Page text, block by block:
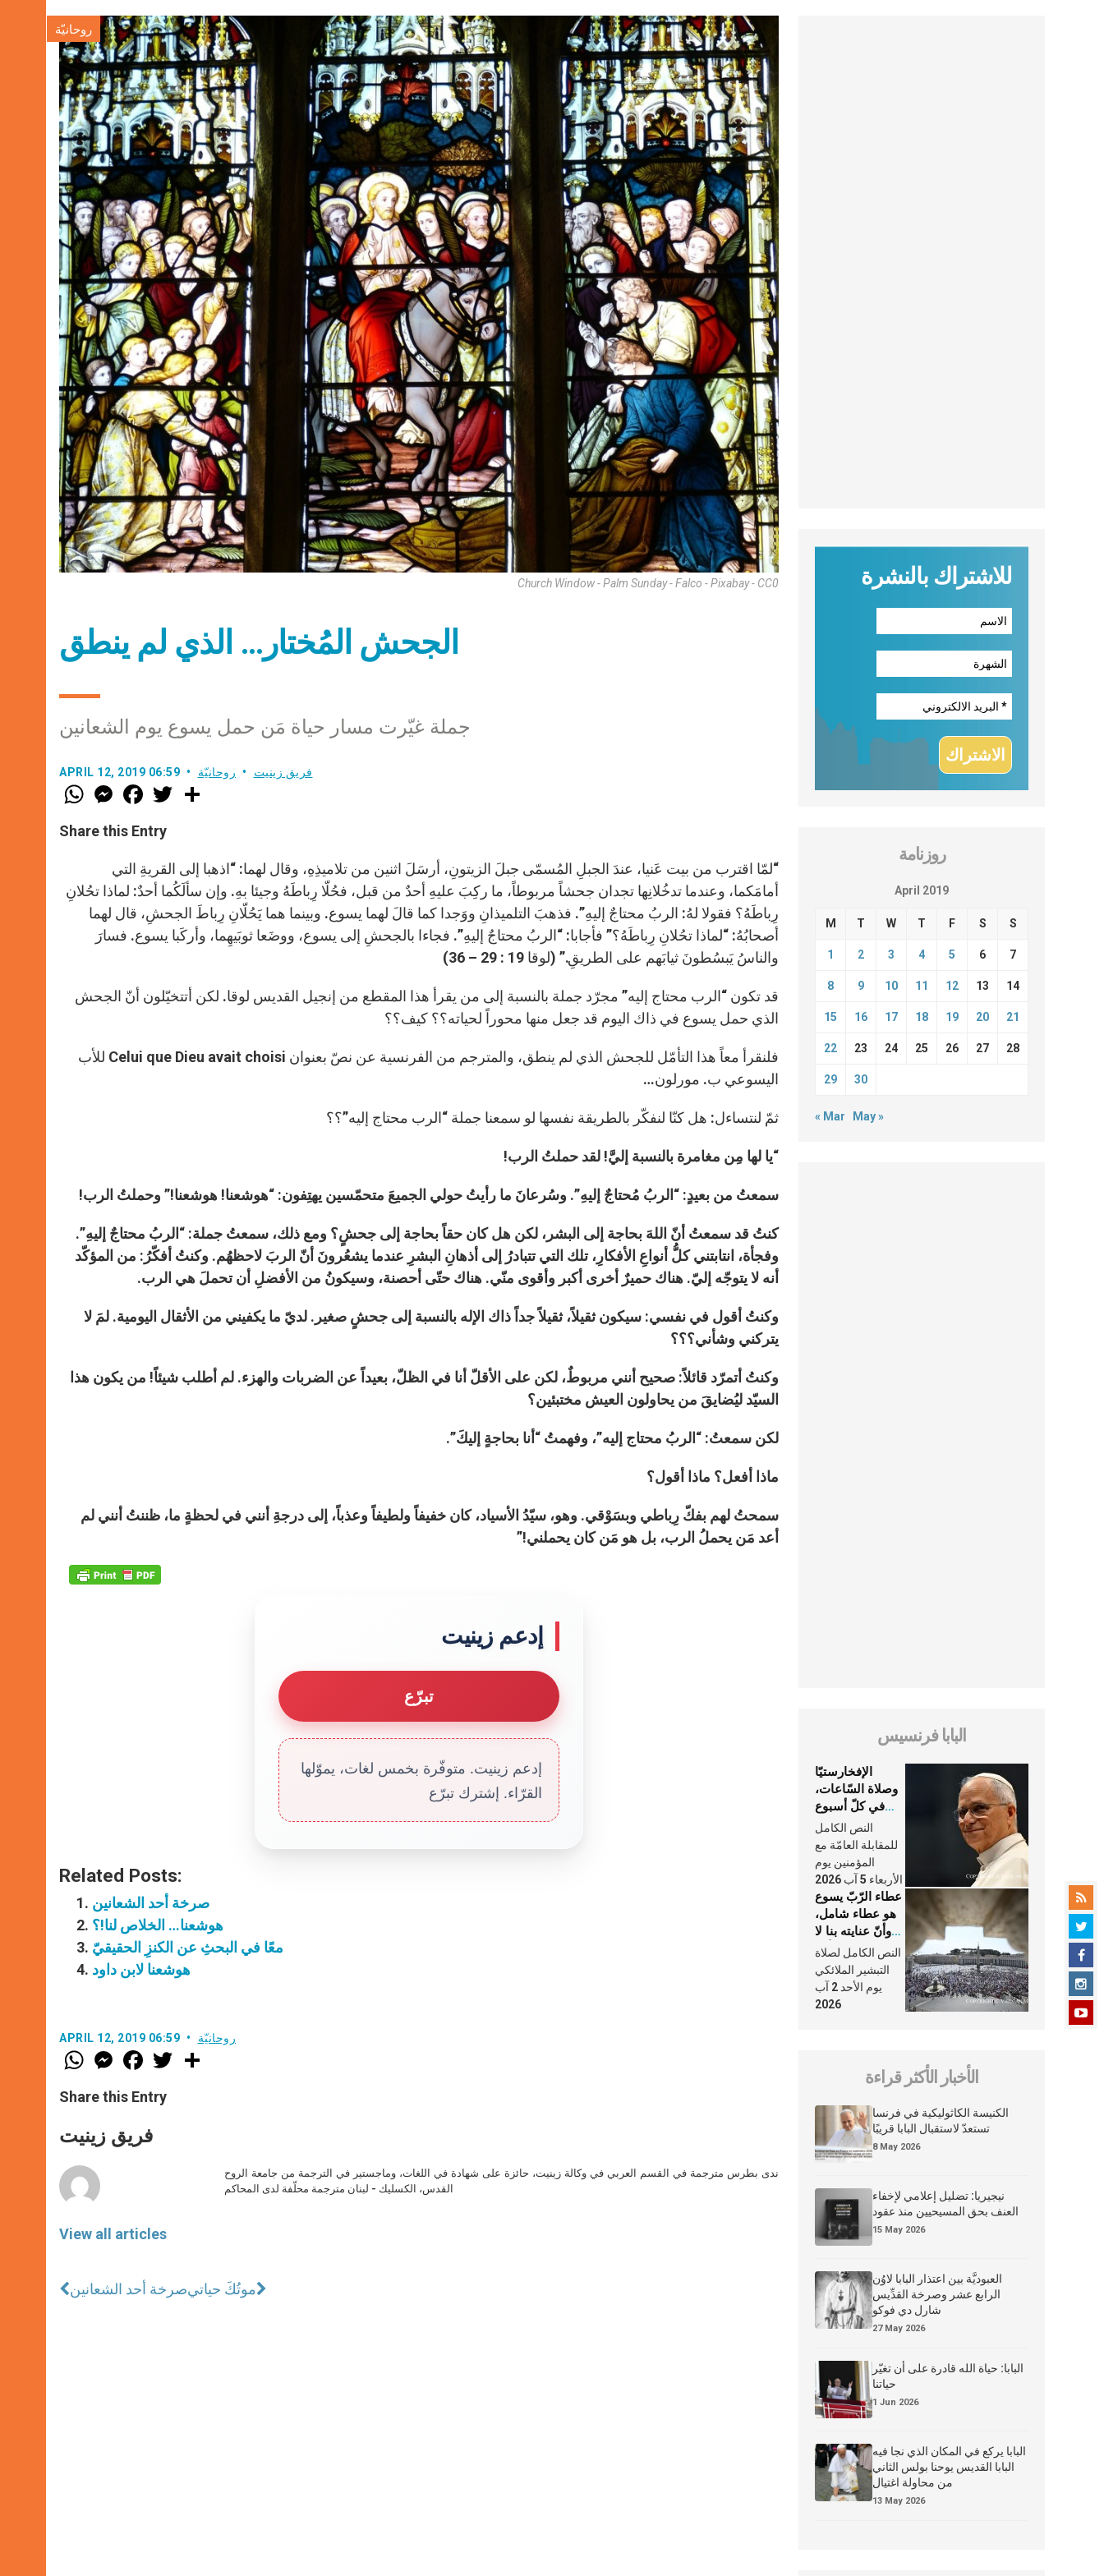
روحانيّة
Church Window - Palm Sunday - Falco - Pixabay - CC0
الجحش المُختار… الذي لم ينطق
جملة غيّرت مسار حياة مَن حمل يسوع يوم الشعانين
APRIL 12, 2019 06:59 فريق زينيت روحانيّة
W
h
t
s
M
e
s
e
g
e
r
F
a
e
b
o
k
w
Share this Entry
“لمّا اقترب من بيت عَنيا، عندَ الجبلِ المُسمّى جبلَ الزيتونِ، أرسَلَ اثنين من تلاميذِهِ، وقال لهما: “اذهبا إلى القريةِ التي
أمامَكما، وعندما تدخُلانِها تجدان جحشاً مربوطاً، ما ركِبَ عليهِ أحدٌ من قبل، فحُلّا رِباطَهُ وجيئا بهِ. وإن سألَكُما أحدٌ: لماذا تحُلانِ
رِباطَهُ؟ فقولا لهُ: الربُ محتاجٌ إليهِ”. فذهبَ التلميذانِ ووَجدا كما قالَ لهما يسوع. وبينما هما يَحُلّانِ رِباطَ الجحشِ، قال لهما
أصحابُهُ: “لماذا تحُلانِ رِباطَهُ؟” فأجابا: “الربُ محتاجٌ إليهِ”. فجاءا بالجحشِ إلى يسوع، ووضَعا ثوبَيهِما، وأركَبا يسوع. فسارَ
والناسُ يَبسُطونَ ثيابَهم على الطريقِ.” (لوقا 19 : 29 – 36)
قد تكون “الرب محتاج إليه” مجرّد جملة بالنسبة إلى من يقرأ هذا المقطع من إنجيل القديس لوقا. لكن أتتخيّلون أنّ الجحش
الذي حمل يسوع في ذاك اليوم قد جعل منها محوراً لحياته؟؟ كيف؟؟
فلنقرأ معاً هذا التأمّل للجحش الذي لم ينطق، والمترجم من الفرنسية عن نصّ بعنوان Celui que Dieu avait choisi للأب
اليسوعي ب. مورلون…
ثمّ لنتساءل: هل كنّا لنفكّر بالطريقة نفسها لو سمعنا جملة “الرب محتاج إليه”؟؟
“يا لها مِن مغامرة بالنسبة إليَّ! لقد حملتُ الرب!
سمعتُ من بعيدٍ: “الربُ مُحتاجٌ إليهِ”. وسُرعانَ ما رأيتُ حولي الجميعَ متحمّسين يهتِفون: “هوشعنا! هوشعنا!” وحملتُ الرب!
كنتُ قد سمعتُ أنّ اللهَ بحاجة إلى البشر، لكن هل كان حقاً بحاجة إلى جحشٍ؟ ومع ذلك، سمعتُ جملة: “الربُ محتاجٌ إليهِ”.
وفجأة، انتابتني كلُّ أنواعِ الأفكارِ، تلك التي تتبادرُ إلى أذهانِ البشرِ عندما يشعُرونَ أنّ الربَ لاحظهُم. وكنتُ أفكّرُ: من المؤكّد
أنه لا يتوجّه إليّ. هناك حميرٌ أخرى أكبر وأقوى منّي. هناك حتّى أحصنة، وسيكونُ من الأفضلِ أن تحملَ هي الرب.
وكنتُ أقول في نفسي: سيكون ثقيلاً، ثقيلاً جداً ذاك الإله بالنسبة إلى جحشٍ صغير. لديّ ما يكفيني من الأثقال اليومية. لمَ لا
يتركني وشأني؟؟؟
وكنتُ أتمرّد قائلاً: صحيح أنني مربوطٌ، لكن على الأقلّ أنا في الظلّ، بعيداً عن الضربات والهزء. لم أطلب شيئاً! من يكون هذا
السيّد ليُضايقَ من يحاولون العيش مختبئين؟
لكن سمعتُ: “الربُ محتاج إليه”، وفهمتُ “أنا بحاجةٍ إليكَ”.
ماذا أفعل؟ ماذا أقول؟
سمحتُ لهم بفكّ رِباطي وبسَوْقي. وهو، سيّدُ الأسياد، كان خفيفاً ولطيفاً وعذباً، إلى درجةِ أنني في لحظةٍ ما، ظننتُ أنني لم
أعد مَن يحملُ الرب، بل هو مَن كان يحملني!”
إدعم زينيت
تبرّع
إدعم زينيت. متوفّرة بخمس لغات، يموّلها
القرّاء. إشترك تبرّع
Related Posts:
صرخة أحد الشعانين
هوشعنا… الخلاص لنا!؟
معًا في البحثِ عن الكنزِ الحقيقيّ
هوشعنا لابن داود
APRIL 12, 2019 06:59 روحانيّة
W
h
t
s
p
p
M
e
s
e
g
e
F
a
e
b
o
k
w
Share this Entry
فريق زينيت
View all articles
ندى بطرس مترجمة في القسم العربي في وكالة زينيت، حائزة على شهادة في اللغات، وماجستير في الترجمة من جامعة الروح
القدس، الكسليك - لبنان مترجمة محلّفة لدى المحاكم
صرخة أحد الشعانينموتُكَ حياتي
للاشتراك بالنشرة
روزنامة
April 2019
M T W T F S S
1 2 3 4 5 6 7
8 9 10 11 12 13 14
15 16 17 18 19 20 21
22 23 24 25 26 27 28
29 30
« Mar May »
البابا فرنسيس
الإفخارستيّا
وصلاة السّاعات،
في كلّ أسبوع
وكلّ يوم، هما
النَّفَس في حياة
الكنيسة
النص الكامل
للمقابلة العامّة مع
المؤمنين يوم
الأربعاء 5 آب 2026
عطاء الرّبّ يسوع
هو عطاء شامل،
وأنّ عنايته بنا لا
تغيب عنّا أبدًا
النص الكامل لصلاة
التبشير الملائكي
يوم الأحد 2 آب
2026
الأخبار الأكثر قراءة
الكنيسة الكاثوليكية في فرنسا
تستعدّ لاستقبال البابا قريبًا
8 May 2026
نيجيريا: تضليل إعلامي لإخفاء
العنف بحق المسيحيين منذ عقود
15 May 2026
العبوديَّة بين اعتذار البابا لاوُن
الرابع عشر وصرخة القدِّيس
شارل دي فوكو
27 May 2026
البابا: حياة الله قادرة على أن تغيّر
حياتنا
1 Jun 2026
البابا يركع في المكان الذي نجا فيه
البابا القديس يوحنا بولس الثاني
من محاولة اغتيال
13 May 2026